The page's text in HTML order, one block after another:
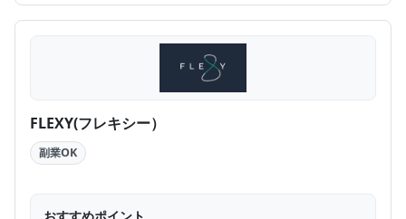
FLEXY(フレキシー）
副業OK
おすすめポイント